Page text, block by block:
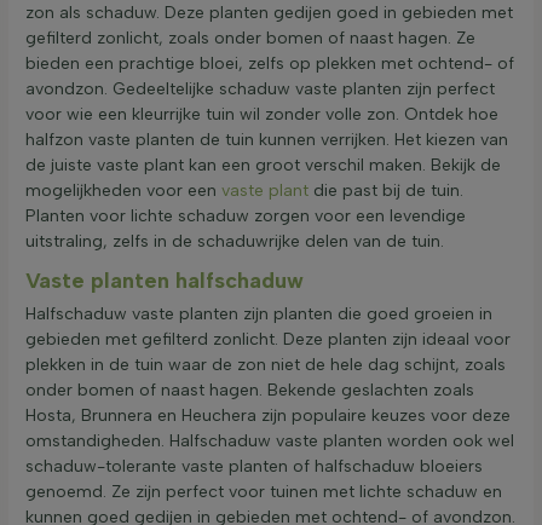
zon als schaduw. Deze planten gedijen goed in gebieden met
gefilterd zonlicht, zoals onder bomen of naast hagen. Ze
bieden een prachtige bloei, zelfs op plekken met ochtend- of
avondzon. Gedeeltelijke schaduw vaste planten zijn perfect
voor wie een kleurrijke tuin wil zonder volle zon. Ontdek hoe
halfzon vaste planten de tuin kunnen verrijken. Het kiezen van
de juiste vaste plant kan een groot verschil maken. Bekijk de
mogelijkheden voor een vaste plant die past bij de tuin.
Planten voor lichte schaduw zorgen voor een levendige
uitstraling, zelfs in de schaduwrijke delen van de tuin.
Vaste planten halfschaduw
Halfschaduw vaste planten zijn planten die goed groeien in
gebieden met gefilterd zonlicht. Deze planten zijn ideaal voor
plekken in de tuin waar de zon niet de hele dag schijnt, zoals
onder bomen of naast hagen. Bekende geslachten zoals
Hosta, Brunnera en Heuchera zijn populaire keuzes voor deze
omstandigheden. Halfschaduw vaste planten worden ook wel
schaduw-tolerante vaste planten of halfschaduw bloeiers
genoemd. Ze zijn perfect voor tuinen met lichte schaduw en
kunnen goed gedijen in gebieden met ochtend- of avondzon.